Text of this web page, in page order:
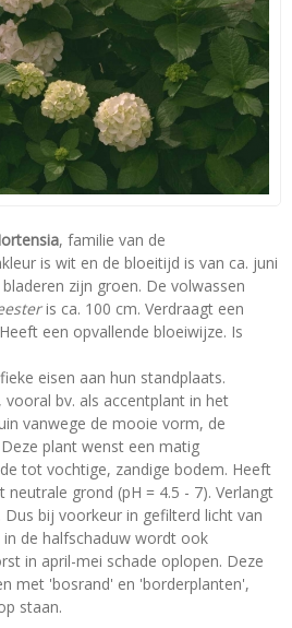
, familie van de
is wit en de bloeitijd is van ca. juni
zijn groen. De volwassen
is ca. 100 cm. Verdraagt een
een opvallende bloeiwijze. Is
eisen aan hun standplaats.
bv. als accentplant in het
vanwege de mooie vorm, de
plant wenst een matig
tot vochtige, zandige bodem. Heeft
grond (pH = 4.5 - 7). Verlangt
bij voorkeur in gefilterd licht van
in de halfschaduw wordt ook
in april-mei schade oplopen. Deze
met 'bosrand' en 'borderplanten',
staan.